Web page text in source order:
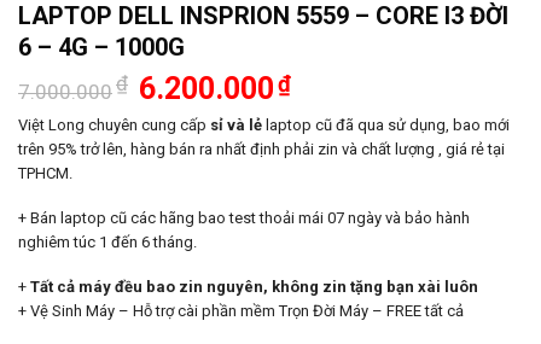
LAPTOP DELL INSPRION 5559 – CORE I3 ĐỜI
6 – 4G – 1000G
7.000.000₫ Giá
gốc
là:
7.000.000₫.
6.200.000₫Giá
tại
là:
Việt Long chuyên cung cấp sỉ và lẻ laptop cũ đã qua sử dụng, bao mới
trên 95% trở lên, hàng bán ra nhất định phải zin và chất lượng , giá rẻ tại
TPHCM.
+ Bán laptop cũ các hãng bao test thoải mái 07 ngày và bảo hành
nghiêm túc 1 đến 6 tháng.
+ Tất cả máy đều bao zin nguyên, không zin tặng bạn xài luôn
+ Vệ Sinh Máy – Hỗ trợ cài phần mềm Trọn Đời Máy – FREE tất cả